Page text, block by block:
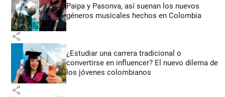
Paipa y Pasonva, así suenan los nuevos
géneros musicales hechos en Colombia
share
¿Estudiar una carrera tradicional o
convertirse en influencer? El nuevo dilema de
los jóvenes colombianos
share